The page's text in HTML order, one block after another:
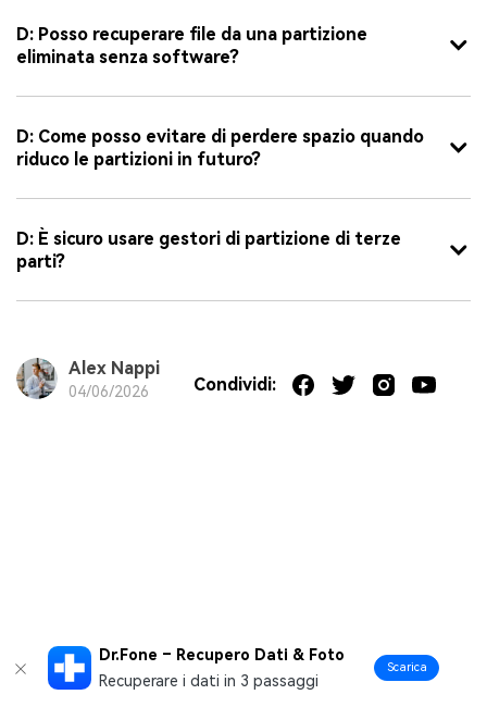
D: Posso recuperare file da una partizione
eliminata senza software?
D: Come posso evitare di perdere spazio quando
riduco le partizioni in futuro?
D: È sicuro usare gestori di partizione di terze
parti?
Alex Nappi
04/06/2026 Condividi:
Dr.Fone – Recupero Dati & Foto
Recuperare i dati in 3 passaggi
Scarica